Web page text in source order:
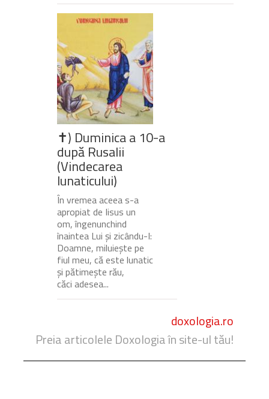
✝) Duminica a 10-a
după Rusalii
(Vindecarea
lunaticului)
În vremea aceea s-a
apropiat de Iisus un
om, îngenunchind
înaintea Lui și zicându-I:
Doamne, miluiește pe
fiul meu, că este lunatic
și pătimește rău,
căci adesea...
doxologia.ro
Preia articolele Doxologia în site-ul tău!